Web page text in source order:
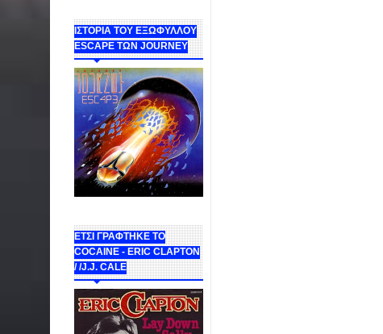
ΙΣΤΟΡΙΑ ΤΟΥ ΕΞΩΦΥΛΛΟΥ
ESCAPE ΤΩΝ JOURNEY
ΕΤΣΙ ΓΡΑΦΤΗΚΕ ΤΟ
COCAINE - ERIC CLAPTON
/ /J.J. CALE